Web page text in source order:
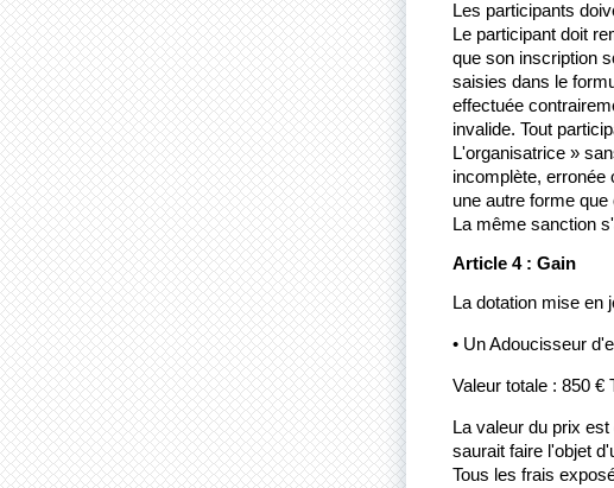
Les participants
Le participant doit
que son inscription
saisies dans le
effectuée
invalide. Tout
L'organisatrice »
incomplète, erronée
une autre forme
La même sanction
Article 4 : Gain
La dotation mise en
• Un Adoucisseur
Valeur totale : 850 €
La valeur du prix
saurait faire l'objet
Tous les frais